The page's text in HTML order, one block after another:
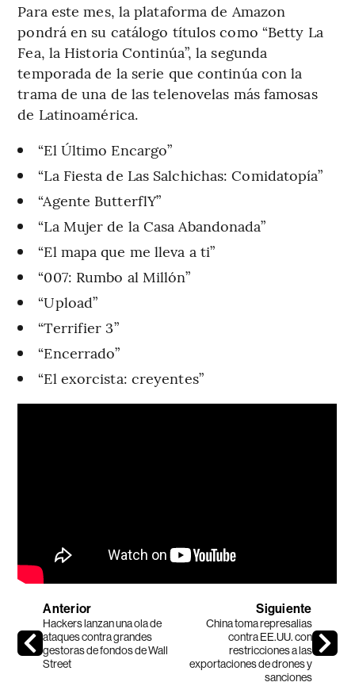
Para este mes, la plataforma de Amazon
pondrá en su catálogo títulos como “Betty La
Fea, la Historia Continúa”, la segunda
temporada de la serie que continúa con la
trama de una de las telenovelas más famosas
de Latinoamérica.
“El Último Encargo”
“La Fiesta de Las Salchichas: Comidatopía”
“Agente ButterflY”
“La Mujer de la Casa Abandonada”
“El mapa que me lleva a ti”
“007: Rumbo al Millón”
“Upload”
“Terrifier 3”
“Encerrado”
“El exorcista: creyentes”
Anterior
Hackers lanzan una ola de
ataques contra grandes
gestoras de fondos de Wall
Street
Siguiente
China toma represalias
contra EE.UU. con
restricciones a las
exportaciones de drones y
sanciones